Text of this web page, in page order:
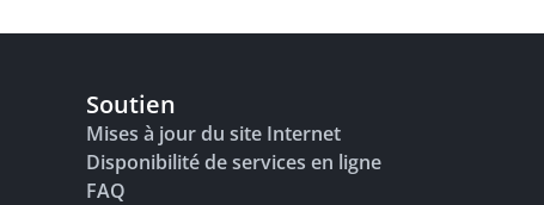
Soutien
Mises à jour du site Internet
Disponibilité de services en ligne
FAQ